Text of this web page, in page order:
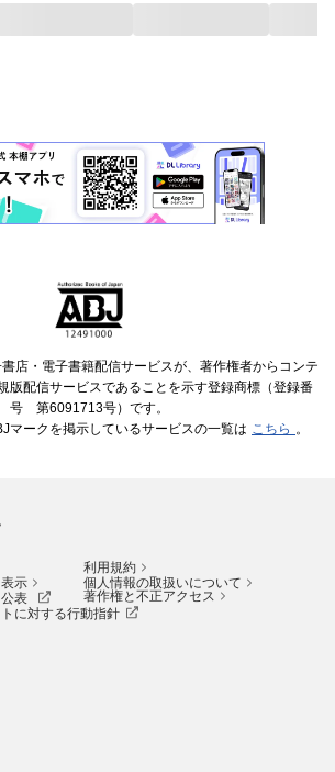
店・電子書籍配信サービスが、著作権者からコンテ
版配信サービスであることを示す登録商標（登録番
号 第6091713号）です。
マークを掲示しているサービスの一覧は こちら 。
利用規約
示
個人情報の取扱いについて
表
著作権と不正アクセス
に対する行動指針